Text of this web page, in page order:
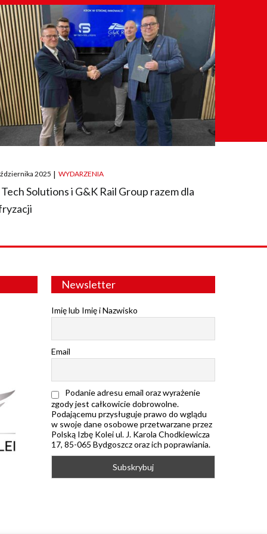
2025 | WYDARZENIA
Tech Solutions i G&K Rail Group razem dla
Newsletter
Imię lub Imię i Nazwisko
Email
Podanie adresu email oraz wyrażenie
zgody jest całkowicie dobrowolne.
Podającemu przysługuje prawo do wglądu
w swoje dane osobowe przetwarzane przez
Polską Izbę Kolei ul. J. Karola Chodkiewicza
17, 85-065 Bydgoszcz oraz ich poprawiania.